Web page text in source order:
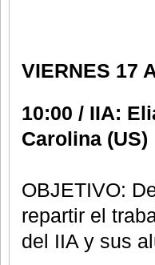
VIERNES 17
10:00 / IIA:
Carolina (US)
OBJETIVO:
repartir el
del IIA y sus